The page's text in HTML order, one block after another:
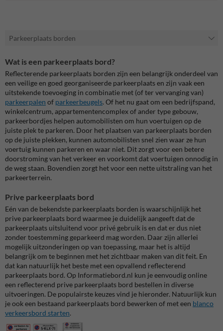
Parkeerplaats borden
Wat is een parkeerplaats bord?
Reflecterende parkeerplaats borden zijn een belangrijk onderdeel van
een veilige en goed georganiseerde parkeerplaats en zijn vaak een
uitstekende toevoeging in combinatie met (of ter vervanging van)
parkeerpalen of parkeerbeugels. Of het nu gaat om een bedrijfspand,
winkelcentrum, appartementencomplex of ander type gebouw,
parkeerbordjes helpen automobilisten om hun voertuigen op de
juiste plek te parkeren. Door het plaatsen van parkeerplaats borden
op de juiste plekken, kunnen automobilisten snel zien waar ze hun
voertuig kunnen parkeren en waar niet. Dit zorgt voor een betere
doorstroming van het verkeer en voorkomt dat voertuigen onnodig in
de weg staan. Bovendien zorgt het voor een nette uitstraling van het
parkeerterrein.
Prive parkeerplaats bord
Eén van de bekendste parkeerplaats borden is waarschijnlijk het
prive parkeerplaats bord waarmee je duidelijk aangeeft dat de
parkeerplaats uitsluitend voor privé gebruik is en dat er dus niet
zonder toestemming geparkeerd mag worden. Daar zijn allerlei
mogelijk uitzonderingen op van toepassing, maar het is altijd
belangrijk om te beginnen met het zichtbaar maken van dit feit. En
dat kan natuurlijk het beste met een opvallend reflecterend
parkeerplaats bord. Op Informatiebord.nl kun je eenvoudig online
een reflecterend prive parkeerplaats bord bestellen in diverse
uitvoeringen. De populairste keuzes vind je hieronder. Natuurlijk kun
je ook een bestaand parkeerplaats bord bewerken of met een blanco
verkeersbord starten.